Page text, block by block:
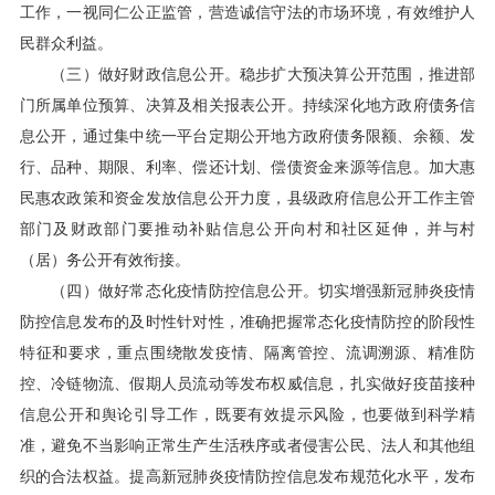
工作，一视同仁公正监管，营造诚信守法的市场环境，有效维护人
民群众利益。
（三）做好财政信息公开。稳步扩大预决算公开范围，推进部
门所属单位预算、决算及相关报表公开。持续深化地方政府债务信
息公开，通过集中统一平台定期公开地方政府债务限额、余额、发
行、品种、期限、利率、偿还计划、偿债资金来源等信息。加大惠
民惠农政策和资金发放信息公开力度，县级政府信息公开工作主管
部门及财政部门要推动补贴信息公开向村和社区延伸，并与村
（居）务公开有效衔接。
（四）做好常态化疫情防控信息公开。切实增强新冠肺炎疫情
防控信息发布的及时性针对性，准确把握常态化疫情防控的阶段性
特征和要求，重点围绕散发疫情、隔离管控、流调溯源、精准防
控、冷链物流、假期人员流动等发布权威信息，扎实做好疫苗接种
信息公开和舆论引导工作，既要有效提示风险，也要做到科学精
准，避免不当影响正常生产生活秩序或者侵害公民、法人和其他组
织的合法权益。提高新冠肺炎疫情防控信息发布规范化水平，发布